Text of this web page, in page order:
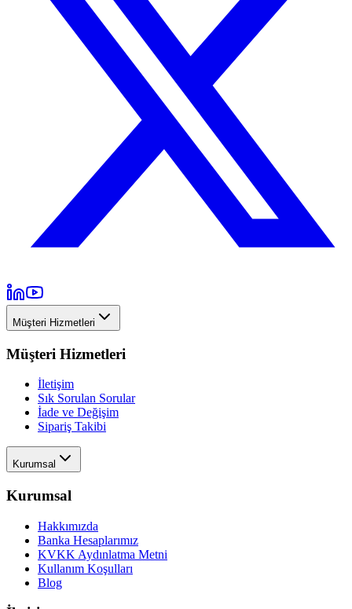
Müşteri Hizmetleri
Müşteri Hizmetleri
İletişim
Sık Sorulan Sorular
İade ve Değişim
Sipariş Takibi
Kurumsal
Kurumsal
Hakkımızda
Banka Hesaplarımız
KVKK Aydınlatma Metni
Kullanım Koşulları
Blog